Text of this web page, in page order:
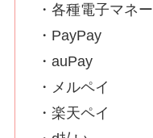
・各種電子マネー
・PayPay
・auPay
・メルペイ
・楽天ペイ